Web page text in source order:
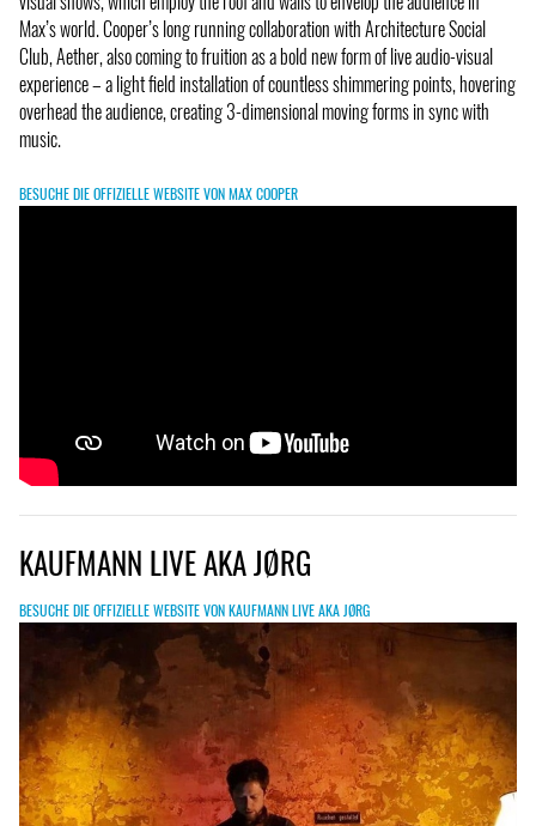
Max’s world. Cooper’s long running collaboration with Architecture Social
Club, Aether, also coming to fruition as a bold new form of live audio-visual
experience – a light field installation of countless shimmering points, hovering
overhead the audience, creating 3-dimensional moving forms in sync with
music.
BESUCHE DIE OFFIZIELLE WEBSITE VON MAX COOPER
KAUFMANN LIVE AKA JØRG
BESUCHE DIE OFFIZIELLE WEBSITE VON KAUFMANN LIVE AKA JØRG